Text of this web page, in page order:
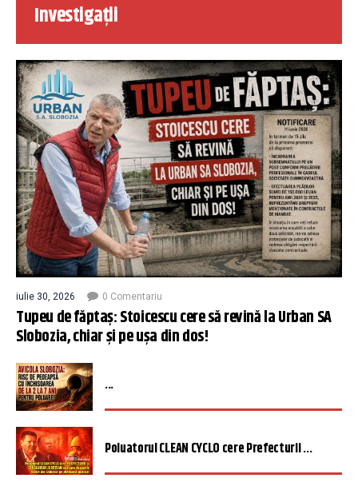
Investigații
iulie 30, 2026 0 Comentariu
Tupeu de făptaș: Stoicescu cere să revină la Urban SA
Slobozia, chiar și pe ușa din dos!
...
Poluatorul CLEAN CYCLO cere Prefecturii ...